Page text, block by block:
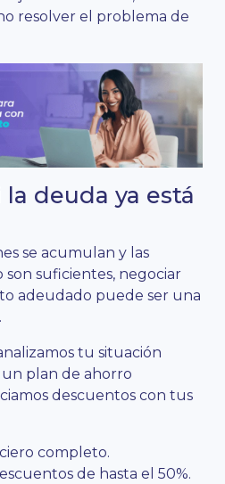
resolver el problema de
la deuda ya está
se acumulan y las
son suficientes, negociar
adeudado puede ser una
tu situación
un plan de ahorro
descuentos con tus
completo.
de hasta el 50%.